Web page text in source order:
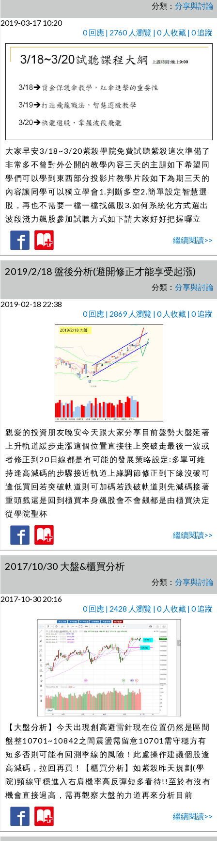
分類： 分享與討論
2019-03-17 10:20
0回應 | 2760 人瀏覽 | 0 人收藏 | 0 追蹤
大家早安3/18~3/20紫殺學院免費試聽紫殺這次準備了
非常多不曾對外公開的教學內容三天的主題如下希望同
學們可以學到東西部分投影片教學片段如下為期三天的
內容讓同學可以獨立學會1.判斷多空2.簡單設定智慧選
股，再也不需要一檔一檔找飆股3.如何系統化方式選出
波段淺力飆股參加試聽方式如下請大家好好把握囉立
繼續閱讀>>
2019/2/18 盤後分析(避開修正才能享受起漲)
分類： 分享與討論
2019-02-18 22:38
0回應 | 2869 人瀏覽 | 0 人收藏 | 0 追蹤
親愛的投資朋友晚安今天跟大家分享目前盤勢大盤延著
上升軌道緩步走漲這個位置直接往上突破走最後一波或
者修正到20日線都是有可能的發展策略設定:多單可維
持逢高減碼的步驟接近軌道上緣調節修正到下緣沒破可
逢低買回若突破軌道則可加碼若跌破軌道則先減碼接著
重頭戲還是回到櫃買本身飆股會不會飆都是由櫃買決定
從學院聖杯
繼續閱讀>>
2017/10/30 大盤&櫃買分析
分類： 分享與討論
2017-10-30 20:16
0回應 | 2428 人瀏覽 | 0 人收藏 | 0 追蹤
【大盤分析】今天出現創高避雷針現在位置仍然是區間
盤整10701~10842之間震盪需留意10701需守穩方有
短多否則可能有回測季線的風險！此處操作建議個股逢
高減碼，拉回再買！【櫃買分析】如紫殺昨天規劃(學
院)頸線守穩進入右肩機率高反彈短多看待!!至於有沒有
機會直接過高，需再觀察大盤的力道再來分析目前
繼續閱讀>>